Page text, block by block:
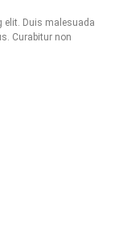
elit. Duis malesuada
Curabitur non